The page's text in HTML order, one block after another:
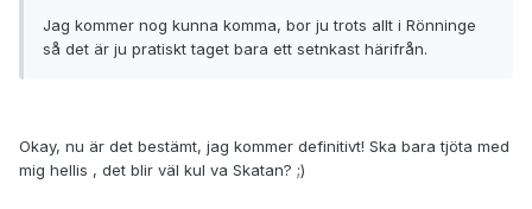
Jag kommer nog kunna komma, bor ju trots allt i Rönninge
så det är ju pratiskt taget bara ett setnkast härifrån.
Okay, nu är det bestämt, jag kommer definitivt! Ska bara tjöta med
mig hellis , det blir väl kul va Skatan? ;)